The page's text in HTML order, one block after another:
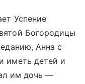
Успение
Богородицы
Анна с
иметь детей и
им дочь —